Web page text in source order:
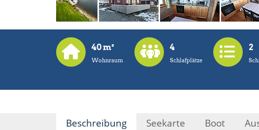
40 m²
Wohnraum
4
Schlafplätze
2
Beschreibung Seekarte Boot